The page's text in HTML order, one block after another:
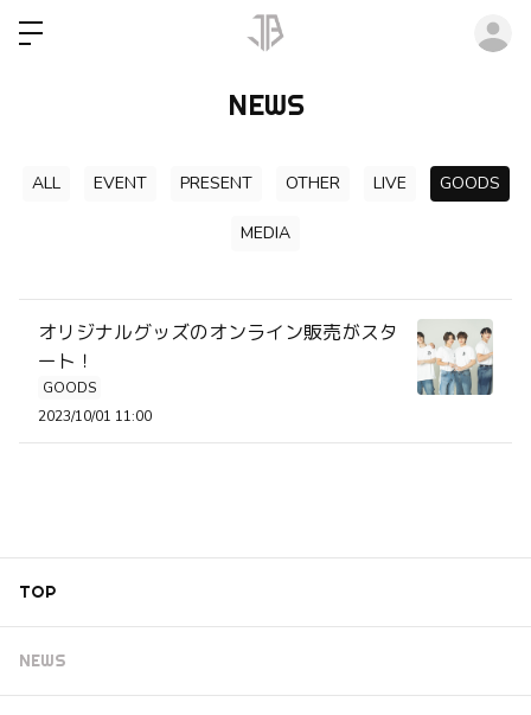
NEWS
ALL EVENT PRESENT OTHER LIVE GOODS
MEDIA
オリジナルグッズのオンライン販売がスタ
ート！
GOODS
2023/10/01 11:00
TOP
NEWS